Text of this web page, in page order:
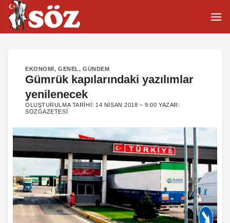
İçeriğe
atla
EKONOMI,GENEL, GÜNDEM
Gümrük kapılarındaki yazılımlar
yenilenecek
OLUŞTURULMA TARIHI: 14 NISAN 2018 – 9:00 YAZAR:
SOZGAZETESI